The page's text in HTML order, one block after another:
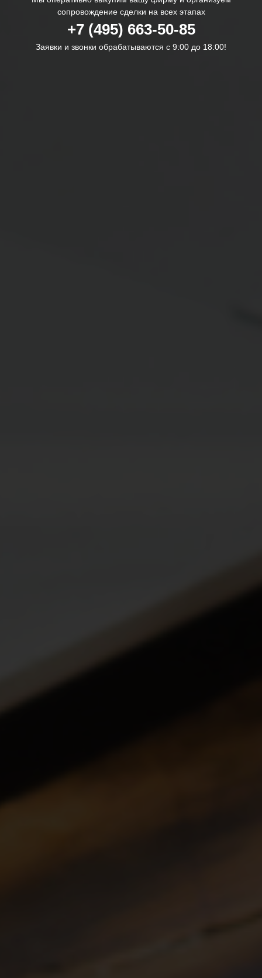
сопровождение сделки на всех этапах
+7 (495) 663-50-85
Заявки и звонки обрабатываются с 9:00 до 18:00!